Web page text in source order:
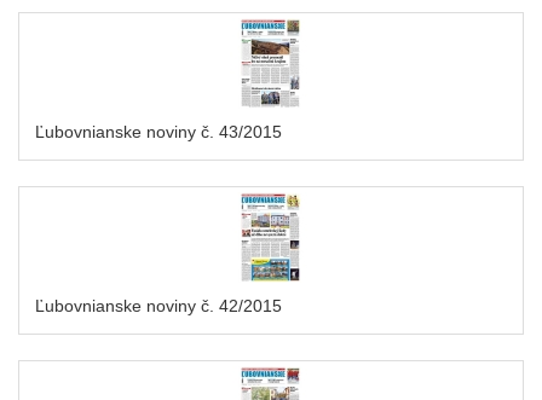
Ľubovnianske noviny č. 43/2015
Ľubovnianske noviny č. 42/2015